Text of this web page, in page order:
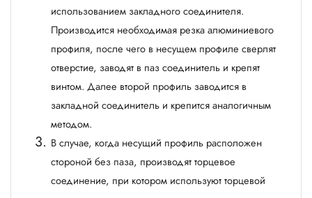
использованием закладного соединителя.
Производится необходимая резка алюминиевого
профиля, после чего в несущем профиле сверлят
отверстие, заводят в паз соединитель и крепят
винтом. Далее второй профиль заводится в
закладной соединитель и крепится аналогичным
методом.
В случае, когда несущий профиль расположен
стороной без паза, производят торцевое
соединение, при котором используют торцевой